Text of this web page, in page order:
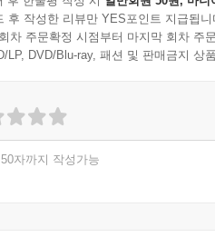
후 작성한 리뷰만 YES포인트 지급됩니
차 주문확정 시점부터 마지막 회차 주
LP, DVD/Blu-ray, 패션 및 판매금지 상
자까지 작성가능